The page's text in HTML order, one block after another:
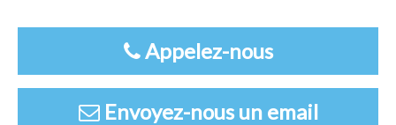
Appelez-nous
Envoyez-nous un email